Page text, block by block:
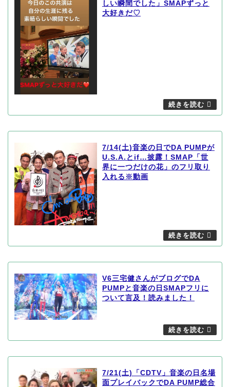
しい瞬間でした」SMAPずっと
大好きだ♡
7/14(土)音楽の日でDA PUMPが
U.S.A.とif…披露！SMAP「世
界に一つだけの花」のフリ取り
入れる※動画
V6三宅健さんがブログでDA
PUMPと音楽の日SMAPフリに
ついて言及！読みました！
7/21(土)「CDTV」音楽の日名場
面プレイバックでDA PUMP総合